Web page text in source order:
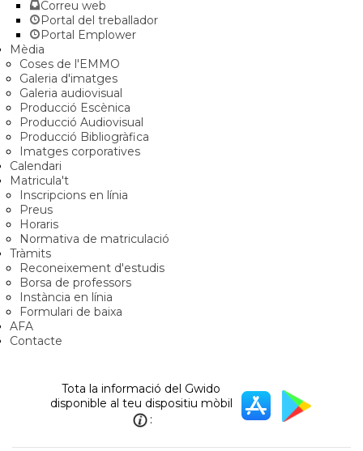
Correu web
Portal del treballador
Portal Emplower
Mèdia
Coses de l'EMMO
Galeria d'imatges
Galeria audiovisual
Producció Escènica
Producció Audiovisual
Producció Bibliogràfica
Imatges corporatives
Calendari
Matricula't
Inscripcions en línia
Preus
Horaris
Normativa de matriculació
Tràmits
Reconeixement d'estudis
Borsa de professors
Instància en línia
Formulari de baixa
AFA
Contacte
Tota la informació del Gwido
disponible al teu dispositiu mòbil
: